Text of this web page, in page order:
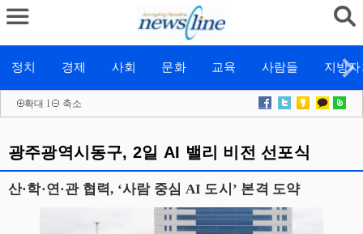
정치 경제 사회 문화 교육 사람들 지방
확대 l 축소
광주광역시동구, 2일 AI 밸리 비전 선포식
산·학·연·관 협력, ‘사람 중심 AI 도시’ 본격 도약